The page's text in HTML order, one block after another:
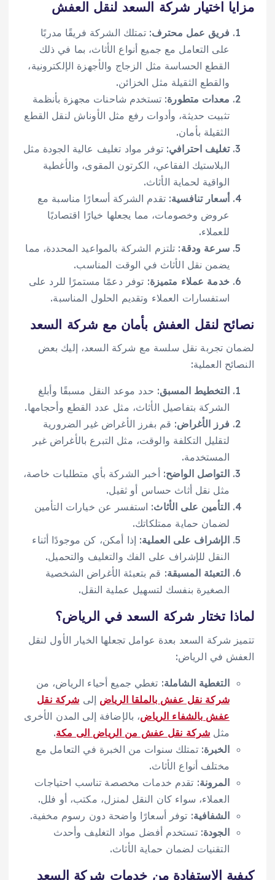
مزايا اختيار شركة السعد لنقل العفش
فريق عمل محترف: تمتلك الشركة فريقًا مدربًا
على التعامل مع جميع أنواع الأثاث، بما في ذلك
القطع الحساسة مثل الزجاج والأجهزة الإلكترونية،
والقطع الثقيلة مثل الخزائن.
معدات متطورة: تستخدم شاحنات مجهزة بأنظمة
تثبيت حديثة، وأدوات رفع مثل الأوناش لنقل القطع
الثقيلة بأمان.
تغليف احترافي: توفر مواد تغليف عالية الجودة مثل
البلاستيك الفقاعي، الكرتون المقوى، والأغطية
الواقية لحماية الأثاث.
أسعار تنافسية: تقدم الشركة أسعارًا مناسبة مع
عروض وخصومات، مما يجعلها خيارًا اقتصاديًا
للعملاء.
سرعة ودقة: تلتزم الشركة بالمواعيد المحددة، مما
يضمن نقل الأثاث في الوقت المناسب.
خدمة عملاء متميزة: توفر دعمًا مستمرًا للرد على
استفسارات العملاء وتقديم الحلول المناسبة.
نصائح لنقل العفش بأمان مع شركة السعد
لضمان تجربة نقل سلسة مع شركة السعد، إليك بعض
النصائح العملية:
التخطيط المسبق: حدد موعد النقل مسبقًا وأبلغ
الشركة بتفاصيل الأثاث، مثل عدد القطع وأحجامها.
فرز الأغراض: قم بفرز الأغراض غير الضرورية
لتقليل التكلفة والوقت، مثل التبرع بالأغراض غير
المستخدمة.
التواصل الواضح: أخبر الشركة بأي متطلبات خاصة،
مثل نقل أثاث حساس أو ثقيل.
التأمين على الأثاث: استفسر عن خيارات التأمين
لضمان حماية ممتلكاتك.
الإشراف على العملية: إذا أمكن، كن موجودًا أثناء
النقل للإشراف على الفك والتغليف والتحميل.
التعبئة المسبقة: قم بتعبئة الأغراض الشخصية
الصغيرة بنفسك لتسهيل عملية النقل.
لماذا تختار شركة السعد في الرياض؟
تتميز شركة السعد بعدة عوامل تجعلها الخيار الأول لنقل
العفش في الرياض:
التغطية الشاملة: تغطي جميع أحياء الرياض، من
شركة نقل عفش بالملقا الرياض إلى شركة نقل
عفش بالشفاء الرياض، بالإضافة إلى المدن الأخرى
مثل شركة نقل عفش من الرياض الى مكة.
الخبرة: تمتلك سنوات من الخبرة في التعامل مع
مختلف أنواع الأثاث.
المرونة: تقدم خدمات مخصصة تناسب احتياجات
العملاء، سواء كان النقل لمنزل، مكتب، أو فلل.
الشفافية: توفر أسعارًا واضحة دون رسوم مخفية.
الجودة: تستخدم أفضل مواد التغليف وأحدث
التقنيات لضمان حماية الأثاث.
كيفية الاستفادة من خدمات شركة السعد